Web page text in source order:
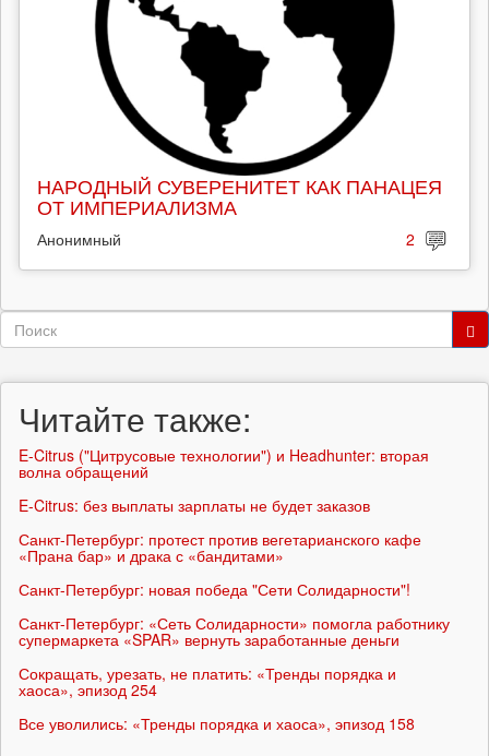
НАРОДНЫЙ СУВЕРЕНИТЕТ КАК ПАНАЦЕЯ
ОТ ИМПЕРИАЛИЗМА
Анонимный 2
Форма
Читайте также:
E-Citrus ("Цитрусовые технологии") и Headhunter: вторая
волна обращений
E-Citrus: без выплаты зарплаты не будет заказов
Санкт-Петербург: протест против вегетарианского кафе
«Прана бар» и драка с «бандитами»
Санкт-Петербург: новая победа "Сети Солидарности"!
Санкт-Петербург: «Сеть Солидарности» помогла работнику
супермаркета «SPAR» вернуть заработанные деньги
Сокращать, урезать, не платить: «Тренды порядка и
хаоса», эпизод 254
Все уволились: «Тренды порядка и хаоса», эпизод 158